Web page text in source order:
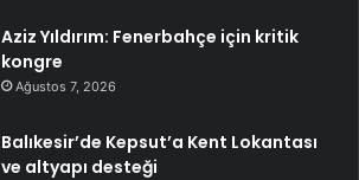
Aziz Yıldırım: Fenerbahçe için kritik
kongre
Ağustos 7, 2026
Balıkesir’de Kepsut’a Kent Lokantası
ve altyapı desteği